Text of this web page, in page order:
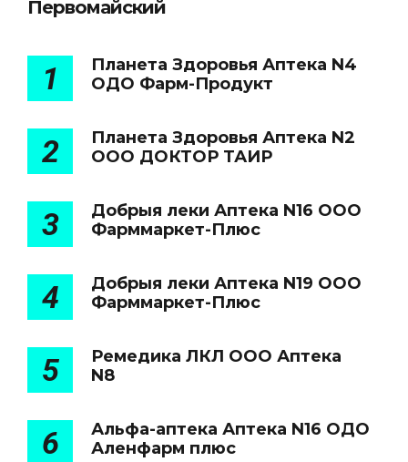
Первомайский
1
Планета Здоровья Аптека N4
ОДО Фарм-Продукт
2
Планета Здоровья Аптека N2
ООО ДОКТОР ТАИР
3
Добрыя леки Аптека N16 ООО
Фарммаркет-Плюс
4
Добрыя леки Аптека N19 ООО
Фарммаркет-Плюс
5
Ремедика ЛКЛ ООО Аптека
N8
6
Альфа-аптека Аптека N16 ОДО
Аленфарм плюс